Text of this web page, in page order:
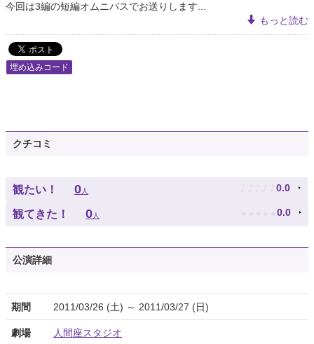
今回は3編の短編オムニバスでお送りします...
もっと読む
埋め込みコード
クチコミ
観たい！ 0人 ♪ ♪ ♪ ♪ ♪ 0.0
観てきた！ 0人 ★ ★ ★ ★ ★ 0.0
公演詳細
期間 2011/03/26 (土) ～ 2011/03/27 (日)
劇場 人間座スタジオ